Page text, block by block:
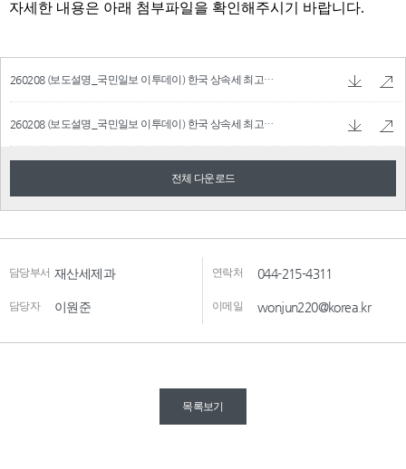
260208 (보도설명_국민일보 이투데이) 한국 상속세 최고세율 세계2위 등_F.pdf 125.12
260208 (보도설명_국민일보 이투데이) 한국 상속세 최고세율 세계2위 등_F.hwpx
전체 다운로드
담당부서 재산세제과 연락처 044-215-4311
담당자 이원준 이메일 wonjun220@korea.kr
목록보기